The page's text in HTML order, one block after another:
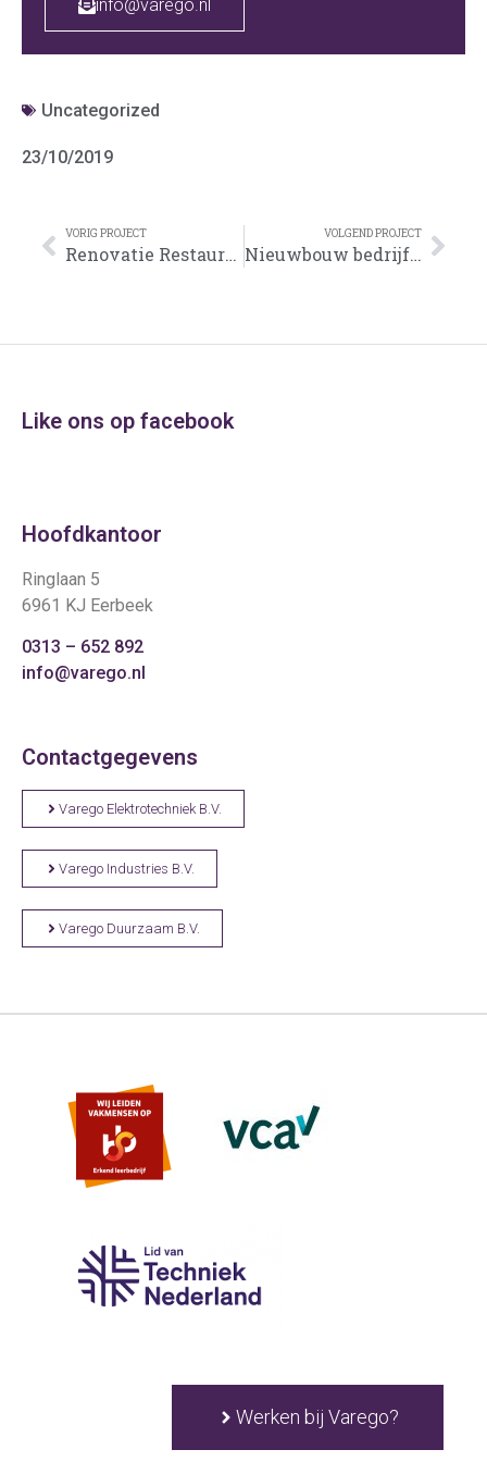
info@varego.nl
Uncategorized
23/10/2019
VORIG PROJECT
Renovatie Restaurant Twenty2 Apeldoorn
VOLGEND PROJECT
Nieuwbouw bedrijfshal Spankeren
Like ons op facebook
Hoofdkantoor
Ringlaan 5
6961 KJ Eerbeek
0313 – 652 892
info@varego.nl
Contactgegevens
Varego Elektrotechniek B.V.
Varego Industries B.V.
Varego Duurzaam B.V.
Werken bij Varego?